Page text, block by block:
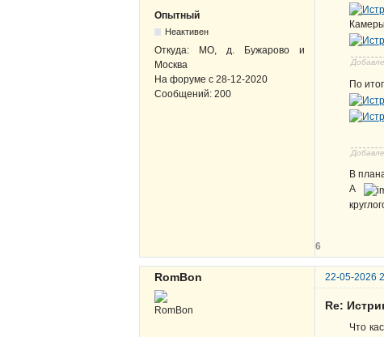
Опытный
Неактивен
Откуда: МО, д. Бужарово и
Москва
На форуме с 28-12-2020
Сообщений: 200
По
В
А
6
RomBon 22-05-2026
Re:
Что